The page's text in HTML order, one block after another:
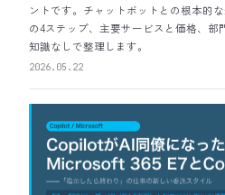
ントです。チャットボットとの根本的
の4ステップ、主要サービスと価格、部
知識なしで整理します。
2026.05.22